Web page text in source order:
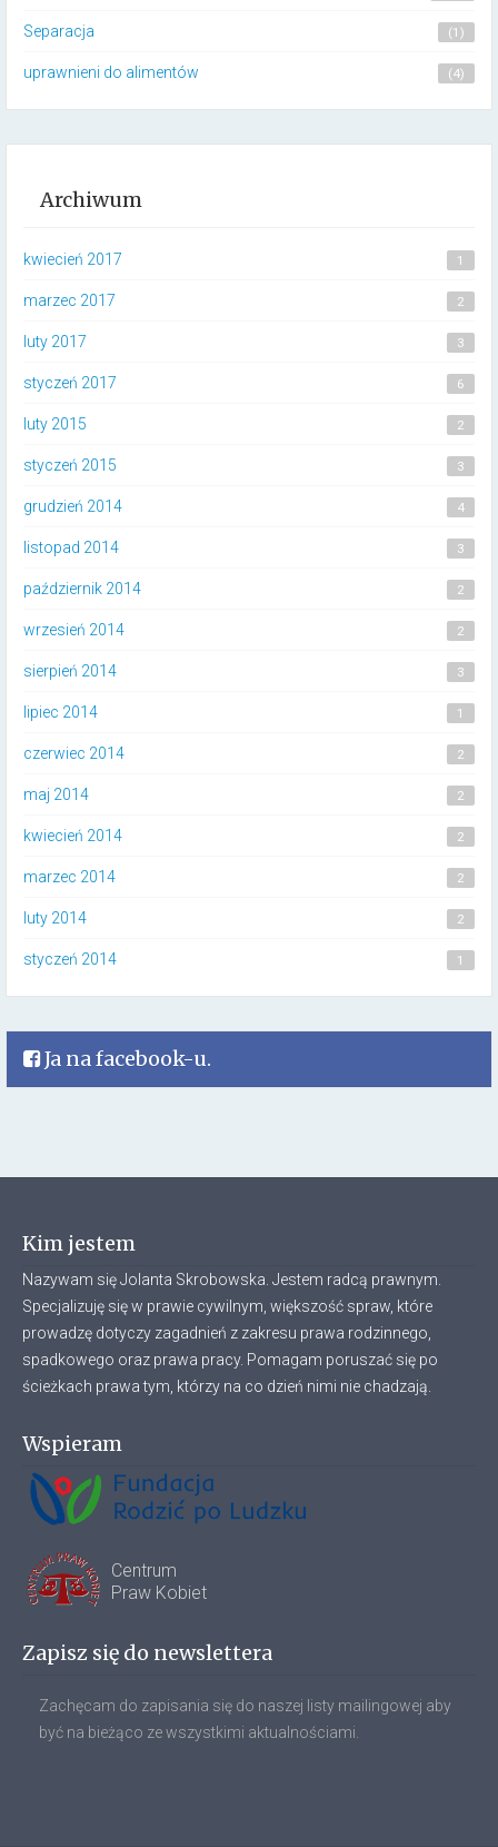
Separacja (1)
uprawnieni do alimentów (4)
Archiwum
kwiecień 2017 1
marzec 2017 2
luty 2017 3
styczeń 2017 6
luty 2015 2
styczeń 2015 3
grudzień 2014 4
listopad 2014 3
październik 2014 2
wrzesień 2014 2
sierpień 2014 3
lipiec 2014 1
czerwiec 2014 2
maj 2014 2
kwiecień 2014 2
marzec 2014 2
luty 2014 2
styczeń 2014 1
Ja na facebook-u.
Kim jestem
Nazywam się Jolanta Skrobowska. Jestem radcą prawnym.
Specjalizuję się w prawie cywilnym, większość spraw, które
prowadzę dotyczy zagadnień z zakresu prawa rodzinnego,
spadkowego oraz prawa pracy. Pomagam poruszać się po
ścieżkach prawa tym, którzy na co dzień nimi nie chadzają.
Wspieram
Centrum
Praw Kobiet
Zapisz się do newslettera
Zachęcam do zapisania się do naszej listy mailingowej aby
być na bieżąco ze wszystkimi aktualnościami.